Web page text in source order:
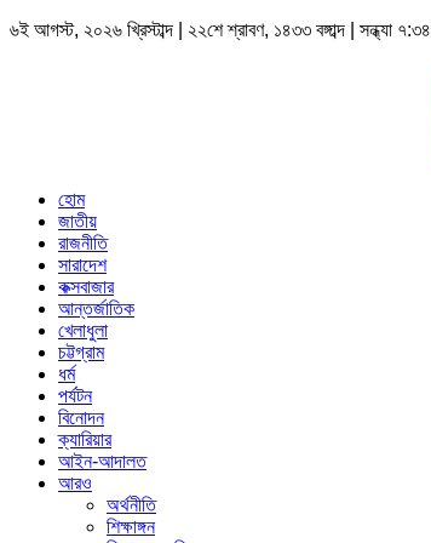
৬ই আগস্ট, ২০২৬ খ্রিস্টাব্দ | ২২শে শ্রাবণ, ১৪৩৩ বঙ্গাব্দ | সন্ধ্যা ৭:৩৪
হোম
জাতীয়
রাজনীতি
সারাদেশ
কক্সবাজার
আন্তর্জাতিক
খেলাধুলা
চট্টগ্রাম
ধর্ম
পর্যটন
বিনোদন
ক্যারিয়ার
আইন-আদালত
আরও
অর্থনীতি
শিক্ষাঙ্গন